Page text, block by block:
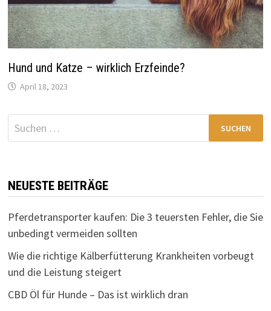
Hund und Katze – wirklich Erzfeinde?
April 18, 2023
Suchen
nach:
NEUESTE BEITRÄGE
Pferdetransporter kaufen: Die 3 teuersten Fehler, die Sie
unbedingt vermeiden sollten
Wie die richtige Kälberfütterung Krankheiten vorbeugt
und die Leistung steigert
CBD Öl für Hunde – Das ist wirklich dran